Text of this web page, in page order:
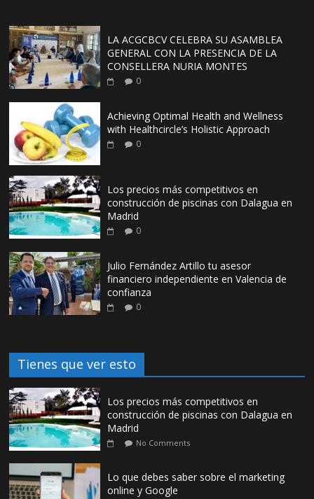
LA ACGCBCV CELEBRA SU ASAMBLEA
GENERAL CON LA PRESENCIA DE LA
CONSELLERA NURIA MONTES
0
Achieving Optimal Health and Wellness
with Healthcircle’s Holistic Approach
0
Los precios más competitivos en
construcción de piscinas con Dalagua en
Madrid
0
Julio Fernández Artillo tu asesor
financiero independiente en Valencia de
confianza
0
Tienes que ver esto
Los precios más competitivos en
construcción de piscinas con Dalagua en
Madrid
No Comments
Lo que debes saber sobre el marketing
online y Google